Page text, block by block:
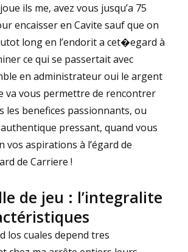
ils me, avez vous jusqu’a 75
encaisser en Cavite sauf que on
long en l’endorit a cet�egard à
ce qui se passertait avec
en administrateur oui le argent
va vous permettre de rencontrer
benefices passionnants, ou
pressant, quand vous
vos aspirations à l’égard de
de Carriere !
de jeu : l’integralite
los cuales depend tres